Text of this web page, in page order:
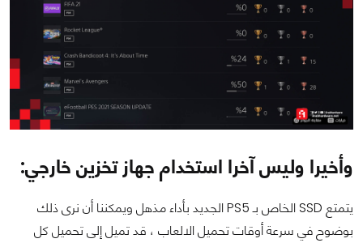
وأخيرا وليس آخرا استخدام جهاز تخزين خارجي:
يتمتع SSD الخاص بـ PS5 الجديد بأداء مذهل ويمكننا أن نرى ذلك
بوضوح في سرعة أوقات تحميل الالعاب ، قد تميل إلى تحميل كل